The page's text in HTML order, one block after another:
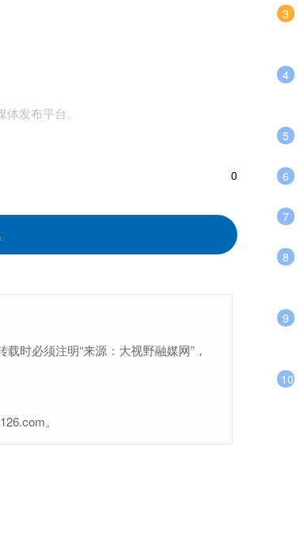
发布平台。
0
时必须注明“来源：大视野融媒网”，
。
3
4
5
6
7
8
9
10